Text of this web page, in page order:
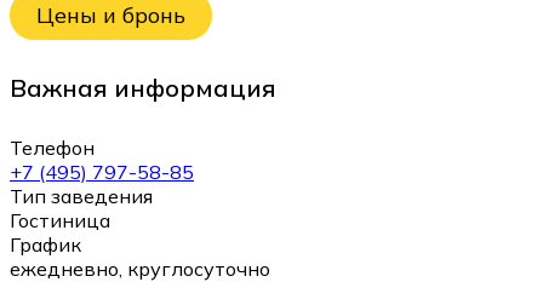
Цены и бронь
Важная информация
Телефон
+7 (495) 797-58-85
Тип заведения
Гостиница
График
ежедневно, круглосуточно